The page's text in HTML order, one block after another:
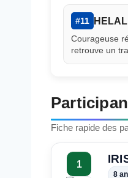
#11
Courageuse
retrouve un
Fiche rapide des
1
8